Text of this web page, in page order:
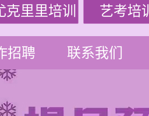
克里里培训 艺考培训
招聘 联系我们